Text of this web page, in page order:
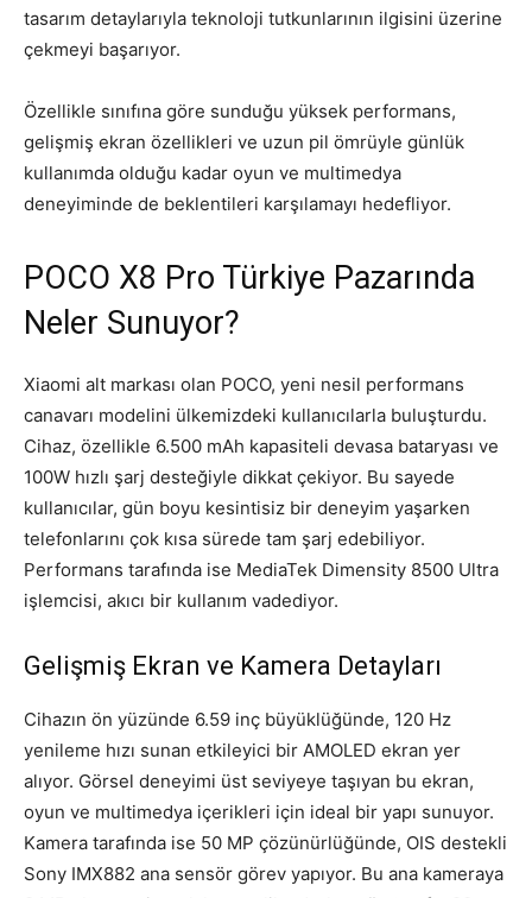
tasarım detaylarıyla teknoloji tutkunlarının ilgisini üzerine
çekmeyi başarıyor.
Özellikle sınıfına göre sunduğu yüksek performans,
gelişmiş ekran özellikleri ve uzun pil ömrüyle günlük
kullanımda olduğu kadar oyun ve multimedya
deneyiminde de beklentileri karşılamayı hedefliyor.
POCO X8 Pro Türkiye Pazarında
Neler Sunuyor?
Xiaomi alt markası olan POCO, yeni nesil performans
canavarı modelini ülkemizdeki kullanıcılarla buluşturdu.
Cihaz, özellikle 6.500 mAh kapasiteli devasa bataryası ve
100W hızlı şarj desteğiyle dikkat çekiyor. Bu sayede
kullanıcılar, gün boyu kesintisiz bir deneyim yaşarken
telefonlarını çok kısa sürede tam şarj edebiliyor.
Performans tarafında ise MediaTek Dimensity 8500 Ultra
işlemcisi, akıcı bir kullanım vadediyor.
Gelişmiş Ekran ve Kamera Detayları
Cihazın ön yüzünde 6.59 inç büyüklüğünde, 120 Hz
yenileme hızı sunan etkileyici bir AMOLED ekran yer
alıyor. Görsel deneyimi üst seviyeye taşıyan bu ekran,
oyun ve multimedya içerikleri için ideal bir yapı sunuyor.
Kamera tarafında ise 50 MP çözünürlüğünde, OIS destekli
Sony IMX882 ana sensör görev yapıyor. Bu ana kameraya